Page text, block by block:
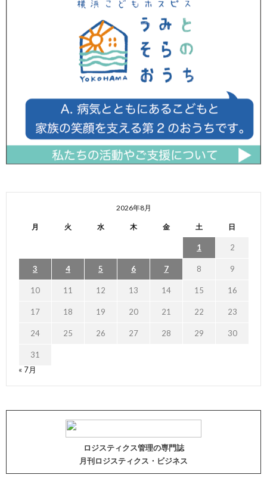
2026年8月
月 火 水 木 金 土 日
1 2
3 4 5 6 7 8 9
10 11 12 13 14 15 16
17 18 19 20 21 22 23
24 25 26 27 28 29 30
31
« 7月
ロジスティクス管理の専門誌
月刊ロジスティクス・ビジネス